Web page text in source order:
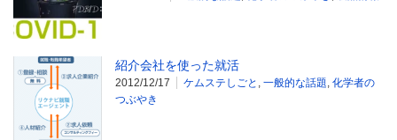
紹介会社を使った就活
2012/12/17 ケムステしごと , 一般的な話題, 化学者の
つぶやき